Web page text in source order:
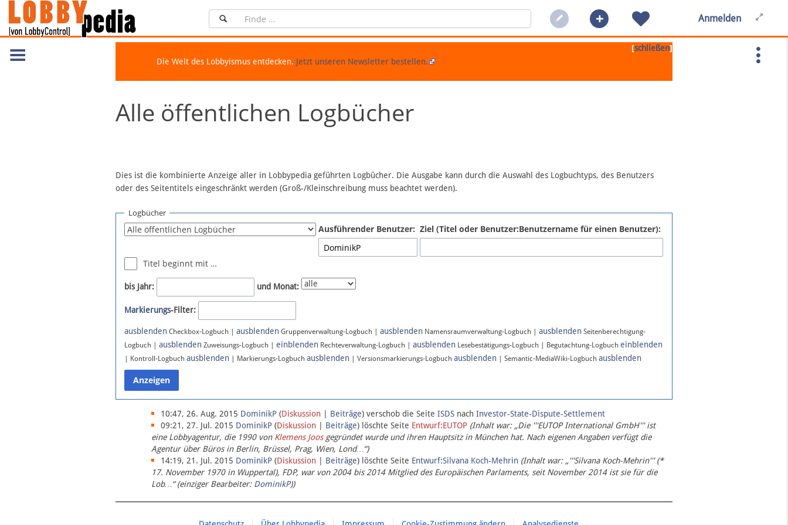
Anmelden
[schließen]
Die Welt des Lobbyismus entdecken. Jetzt unseren Newsletter bestellen.
Alle öffentlichen Logbücher
Dies ist die kombinierte Anzeige aller in Lobbypedia geführten Logbücher. Die Ausgabe kann durch die Auswahl des Logbuchtyps, des Benutzers
oder des Seitentitels eingeschränkt werden (Groß-/Kleinschreibung muss beachtet werden).
Logbücher
Ausführender Benutzer: Ziel (Titel oder Benutzer:Benutzername für einen Benutzer):
Titel beginnt mit …
bis Jahr: und Monat:
Markierungs-Filter:
ausblenden Checkbox-Logbuch | ausblenden Gruppenverwaltung-Logbuch | ausblenden Namensraumverwaltung-Logbuch | ausblenden Seitenberechtigung-
Logbuch | ausblenden Zuweisungs-Logbuch | einblenden Rechteverwaltung-Logbuch | ausblenden Lesebestätigungs-Logbuch | Begutachtung-Logbuch einblenden
| Kontroll-Logbuch ausblenden | Markierungs-Logbuch ausblenden | Versionsmarkierungs-Logbuch ausblenden | Semantic-MediaWiki-Logbuch ausblenden
10:47, 26. Aug. 2015 DominikP (Diskussion | Beiträge) verschob die Seite ISDS nach Investor-State-Dispute-Settlement
09:21, 27. Jul. 2015 DominikP (Diskussion | Beiträge) löschte Seite Entwurf:EUTOP (Inhalt war: „Die '''EUTOP International GmbH''' ist
eine Lobbyagentur, die 1990 von Klemens Joosgegründet wurde und ihren Hauptsitz in München hat. Nach eigenen Angaben verfügt die
Agentur über Büros in Berlin, Brüssel, Prag, Wien, Lond…“)
14:19, 21. Jul. 2015 DominikP (Diskussion | Beiträge) löschte Seite Entwurf:Silvana Koch-Mehrin (Inhalt war: „'''Silvana Koch-Mehrin''' (*
17. November 1970 in Wuppertal), FDP, war von 2004 bis 2014 Mitglied des Europäischen Parlaments, seit November 2014 ist sie für die
Lob…“ (einziger Bearbeiter: DominikP))